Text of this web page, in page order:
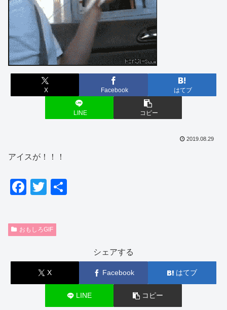
X Facebook はてブ
LINE コピー
2019.08.29
アイスが！！！
F
c
e
o
o
T
tt
er
おもしろGIF
シェアする
X Facebook はてブ
LINE コピー